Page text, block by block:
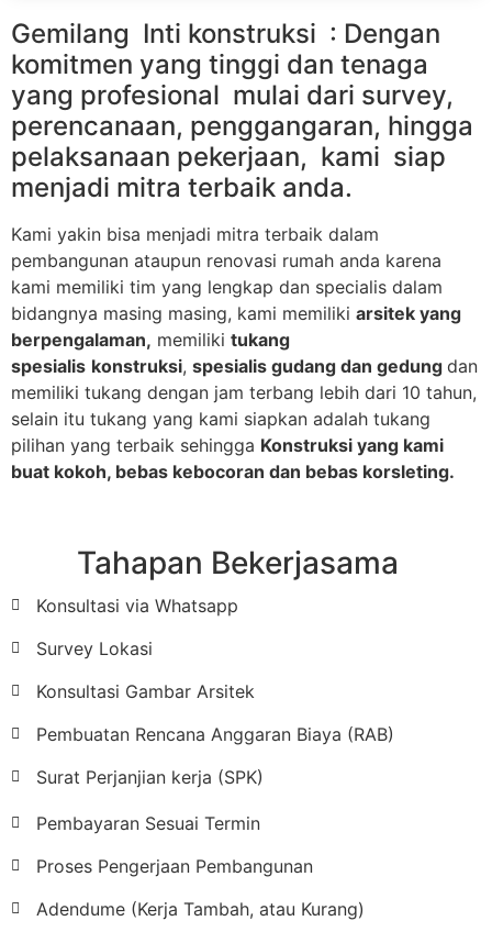
Gemilang Inti konstruksi : Dengan
komitmen yang tinggi dan tenaga
yang profesional mulai dari survey,
perencanaan, penggangaran, hingga
pelaksanaan pekerjaan, kami siap
menjadi mitra terbaik anda.
Kami yakin bisa menjadi mitra terbaik dalam
pembangunan ataupun renovasi rumah anda karena
kami memiliki tim yang lengkap dan specialis dalam
bidangnya masing masing, kami memiliki arsitek yang
berpengalaman, memiliki tukang
spesialis konstruksi, spesialis gudang dan gedung dan
memiliki tukang dengan jam terbang lebih dari 10 tahun,
selain itu tukang yang kami siapkan adalah tukang
pilihan yang terbaik sehingga Konstruksi yang kami
buat kokoh, bebas kebocoran dan bebas korsleting.
Tahapan Bekerjasama
Konsultasi via Whatsapp
Survey Lokasi
Konsultasi Gambar Arsitek
Pembuatan Rencana Anggaran Biaya (RAB)
Surat Perjanjian kerja (SPK)
Pembayaran Sesuai Termin
Proses Pengerjaan Pembangunan
Adendume (Kerja Tambah, atau Kurang)